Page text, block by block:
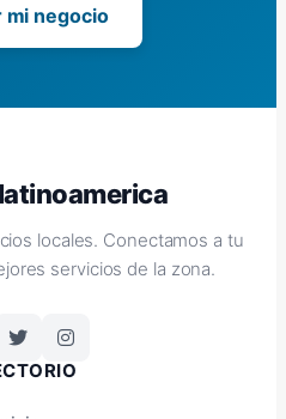
mi negocio
locales. Conectamos a tu
servicios de la zona.